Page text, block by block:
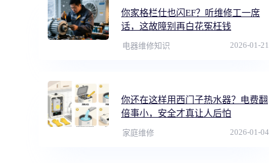
你家格栏仕也闪EF？听维修工一席
话，这故障别再白花冤枉钱
电器维修知识 2026-01-21
你还在这样用西门子热水器？电费翻
倍事小，安全才真让人后怕
家庭维修 2026-01-04